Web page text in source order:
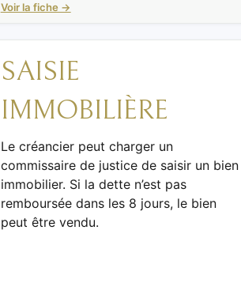
Voir la fiche →
SAISIE
IMMOBILIÈRE
Le créancier peut charger un
commissaire de justice de saisir un bien
immobilier. Si la dette n’est pas
remboursée dans les 8 jours, le bien
peut être vendu.